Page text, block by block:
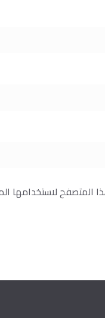
المتصفح لاستخدامها